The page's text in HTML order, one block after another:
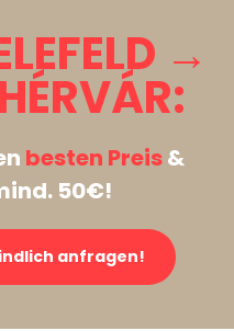
→
besten Preis&
50€!
anfragen!